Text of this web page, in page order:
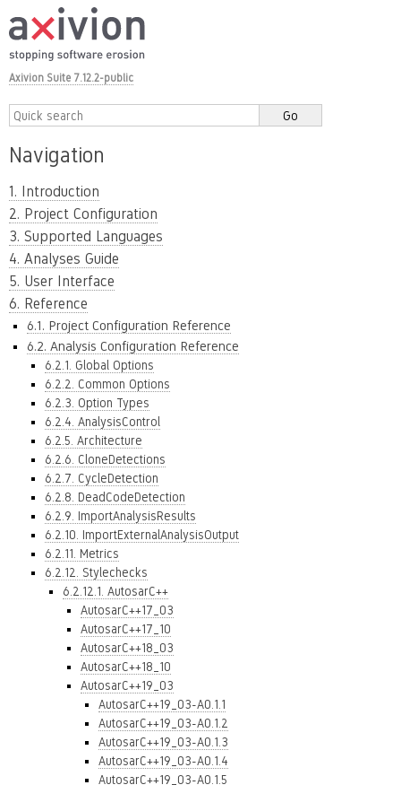
Axivion Suite 7.12.2-public
Navigation
1. Introduction
2. Project Configuration
3. Supported Languages
4. Analyses Guide
5. User Interface
6. Reference
6.1. Project Configuration Reference
6.2. Analysis Configuration Reference
6.2.1. Global Options
6.2.2. Common Options
6.2.3. Option Types
6.2.4. AnalysisControl
6.2.5. Architecture
6.2.6. CloneDetections
6.2.7. CycleDetection
6.2.8. DeadCodeDetection
6.2.9. ImportAnalysisResults
6.2.10. ImportExternalAnalysisOutput
6.2.11. Metrics
6.2.12. Stylechecks
6.2.12.1. AutosarC++
AutosarC++17_03
AutosarC++17_10
AutosarC++18_03
AutosarC++18_10
AutosarC++19_03
AutosarC++19_03-A0.1.1
AutosarC++19_03-A0.1.2
AutosarC++19_03-A0.1.3
AutosarC++19_03-A0.1.4
AutosarC++19_03-A0.1.5